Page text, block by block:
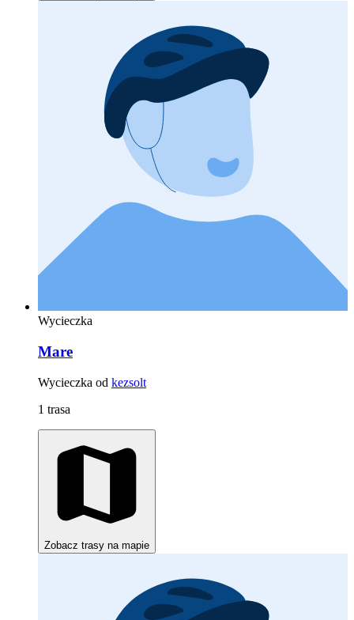
Wycieczka
Mare
Wycieczka od kezsolt
1 trasa
Zobacz trasy na mapie